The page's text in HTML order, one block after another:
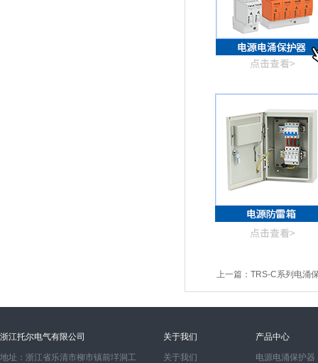
上一篇： TRS-C系列电涌
浙江托尔电气有限公司
地址：浙江省乐清市柳市镇前垟洞工
关于我们
关于我们
产品中心
电源电涌保护器